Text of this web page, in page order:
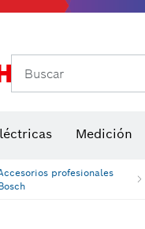
Buscar
Medición
profesionales